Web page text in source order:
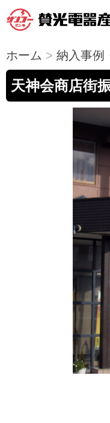
ホーム > 納入事例
天神会商店街